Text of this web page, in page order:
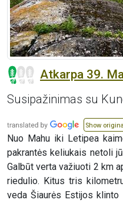
Atkarpa 39.
Susipažinimas su
Show
Nuo Mahu iki Letipea
pakrantės keliukais netoli
Galbūt verta važiuoti 2 km
riedulio. Kitus tris
veda Šiaurės Estijos